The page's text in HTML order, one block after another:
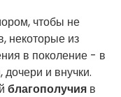
чтобы не
некоторые из
в поколение - в
и внучки.
благополучия в